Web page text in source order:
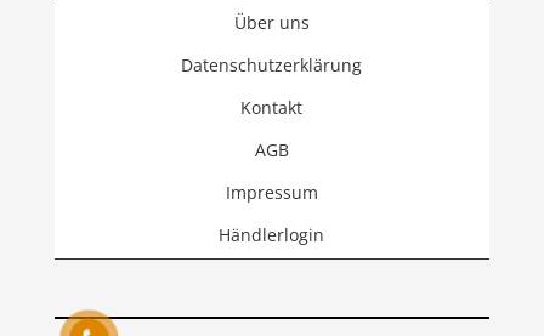
Über uns
Datenschutzerklärung
Kontakt
AGB
Impressum
Händlerlogin